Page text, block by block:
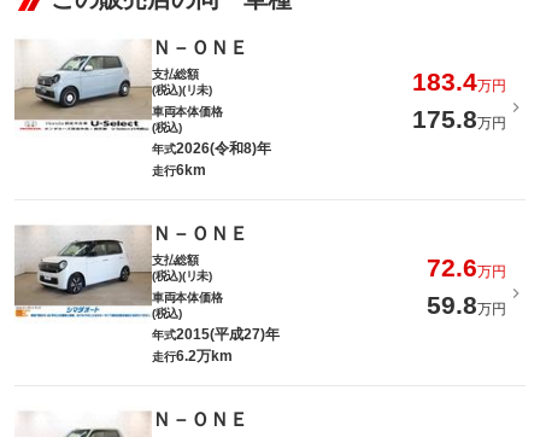
Ｎ－ＯＮＥ
支払総額
(税込)(リ未)
183.4万円
車両本体価格
(税込)
175.8万円
年式2026(令和8)年
走行6km
Ｎ－ＯＮＥ
支払総額
(税込)(リ未)
72.6万円
車両本体価格
(税込)
59.8万円
年式2015(平成27)年
走行6.2万km
Ｎ－ＯＮＥ